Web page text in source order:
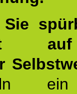
Sie
ein